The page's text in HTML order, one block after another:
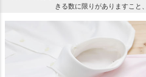
きる数に限りがありますこと